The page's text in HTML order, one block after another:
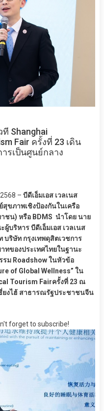
ที Shanghai
Fair ครั้งที่ 23 เดิน
รเป็นศูนย์กลาง
– บีดีเอ็มเอส เวลเนส
ขภาพเชิงป้องกันในเครือ
ชน) หรือ BDMS นำโดย นาย
ริหาร บีดีเอ็มเอส เวลเนส
บริษัท กรุงเทพดุสิตเวชการ
ทของประเทศไทยในฐานะ
ม Roadshow ในหัวข้อ
of Global Wellness” ใน
Tourism Fairครั้งที่ 23 ณ
ยงไฮ้ สาธารณรัฐประชาชนจีน
forget to subscribe!